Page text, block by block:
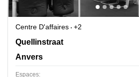
Centre D'affaires
+2
Quellinstraat 49, Anvers
Quellinstraat
Anvers
Espaces: